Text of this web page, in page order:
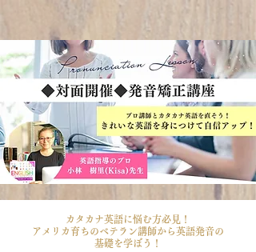
カタカナ英語に悩む方必見！
アメリカ育ちのベテラン講師から英語発音の
基礎を学ぼう！